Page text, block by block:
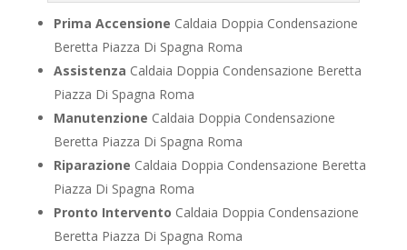
Prima Accensione Caldaia Doppia Condensazione
Beretta Piazza Di Spagna Roma
Assistenza Caldaia Doppia Condensazione Beretta
Piazza Di Spagna Roma
Manutenzione Caldaia Doppia Condensazione
Beretta Piazza Di Spagna Roma
Riparazione Caldaia Doppia Condensazione Beretta
Piazza Di Spagna Roma
Pronto Intervento Caldaia Doppia Condensazione
Beretta Piazza Di Spagna Roma